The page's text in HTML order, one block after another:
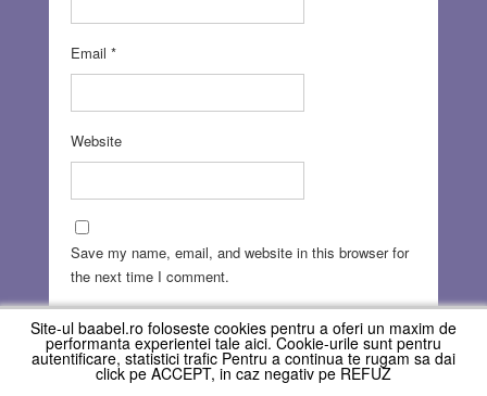
Email *
Website
Save my name, email, and website in this browser for
the next time I comment.
Site-ul baabel.ro foloseste cookies pentru a oferi un maxim de
performanta experientei tale aici. Cookie-urile sunt pentru
autentificare, statistici trafic Pentru a continua te rugam sa dai
click pe ACCEPT, in caz negativ pe REFUZ